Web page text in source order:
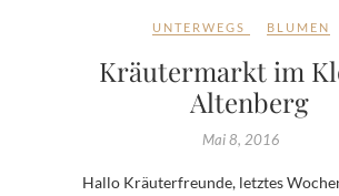
UNTERWEGS BLUMEN
Kräutermarkt im
Altenberg
Mai 8, 2016
Hallo Kräuterfreunde, letztes